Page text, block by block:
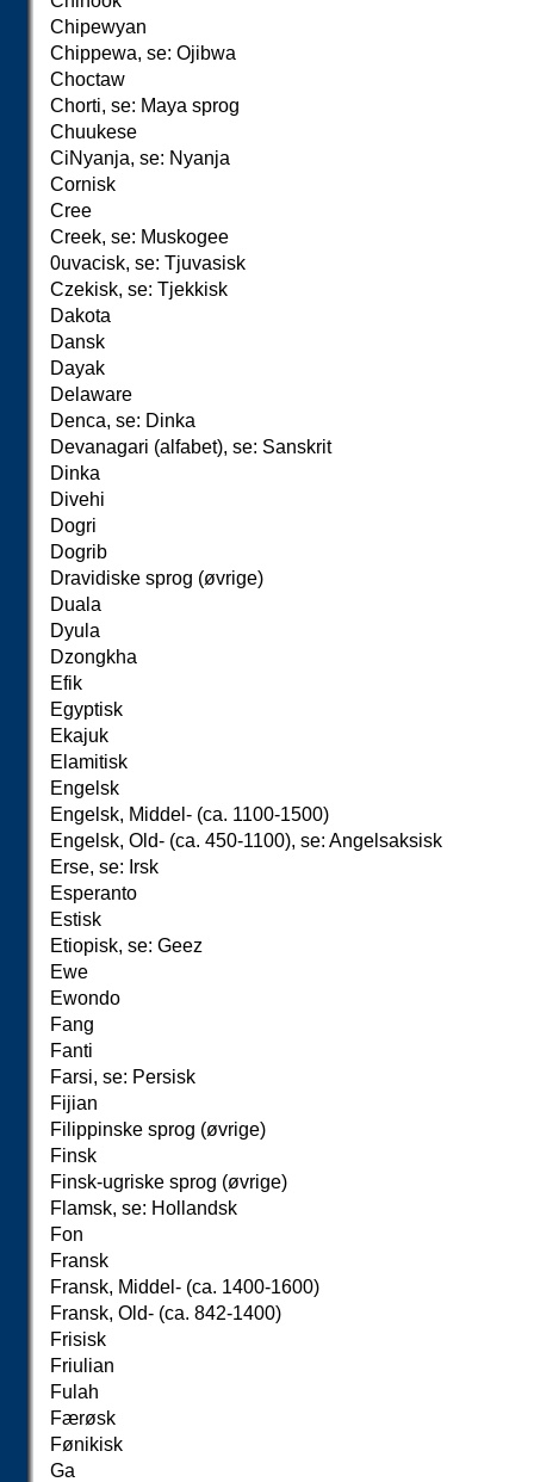
Chipewyan
Chippewa, se: Ojibwa
Choctaw
Chorti, se: Maya sprog
Chuukese
CiNyanja, se: Nyanja
Cornisk
Cree
Creek, se: Muskogee
0uvacisk, se: Tjuvasisk
Czekisk, se: Tjekkisk
Dakota
Dansk
Dayak
Delaware
Denca, se: Dinka
Devanagari (alfabet), se: Sanskrit
Dinka
Divehi
Dogri
Dogrib
Dravidiske sprog (øvrige)
Duala
Dyula
Dzongkha
Efik
Egyptisk
Ekajuk
Elamitisk
Engelsk
Engelsk, Middel- (ca. 1100-1500)
Engelsk, Old- (ca. 450-1100), se: Angelsaksisk
Erse, se: Irsk
Esperanto
Estisk
Etiopisk, se: Geez
Ewe
Ewondo
Fang
Fanti
Farsi, se: Persisk
Fijian
Filippinske sprog (øvrige)
Finsk
Finsk-ugriske sprog (øvrige)
Flamsk, se: Hollandsk
Fon
Fransk
Fransk, Middel- (ca. 1400-1600)
Fransk, Old- (ca. 842-1400)
Frisisk
Friulian
Fulah
Færøsk
Fønikisk
Ga